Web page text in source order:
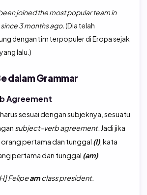
joined the most popular team in
3 months ago. (Dia telah
dengan tim terpopuler di Eropa sejak
lalu.)
dalam Grammar
Agreement
sesuai dengan subjeknya, sesuatu
subject-verb agreement. Jadi jika
pertama dan tunggal (I), kata
pertama dan tunggal (am).
Felipeamclass president.